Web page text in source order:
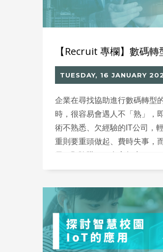
TUESDAY, 16 JANUARY
企業在尋找協助進行數碼轉型
時，很容易會遇人不「熟」，
術不熟悉、欠經驗的IT公司，
重則要重頭做起、費時失事，